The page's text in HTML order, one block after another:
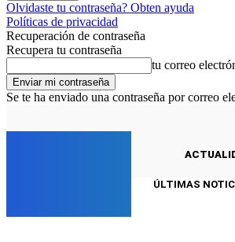
Olvidaste tu contraseña? Obten ayuda
Políticas de privacidad
Recuperación de contraseña
Recupera tu contraseña
tu correo
Se te ha enviado una contraseña por correo
ÚLTIMAS